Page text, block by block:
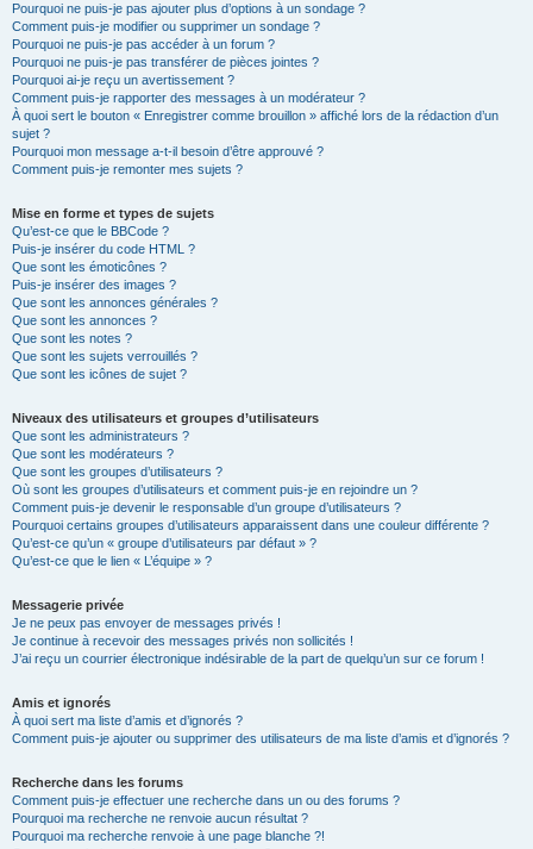
Pourquoi ne puis-je pas ajouter plus d’options à un sondage ?
Comment puis-je modifier ou supprimer un sondage ?
Pourquoi ne puis-je pas accéder à un forum ?
Pourquoi ne puis-je pas transférer de pièces jointes ?
Pourquoi ai-je reçu un avertissement ?
Comment puis-je rapporter des messages à un modérateur ?
À quoi sert le bouton « Enregistrer comme brouillon » affiché lors de la rédaction d’un
sujet ?
Pourquoi mon message a-t-il besoin d’être approuvé ?
Comment puis-je remonter mes sujets ?
Mise en forme et types de sujets
Qu’est-ce que le BBCode ?
Puis-je insérer du code HTML ?
Que sont les émoticônes ?
Puis-je insérer des images ?
Que sont les annonces générales ?
Que sont les annonces ?
Que sont les notes ?
Que sont les sujets verrouillés ?
Que sont les icônes de sujet ?
Niveaux des utilisateurs et groupes d’utilisateurs
Que sont les administrateurs ?
Que sont les modérateurs ?
Que sont les groupes d’utilisateurs ?
Où sont les groupes d’utilisateurs et comment puis-je en rejoindre un ?
Comment puis-je devenir le responsable d’un groupe d’utilisateurs ?
Pourquoi certains groupes d’utilisateurs apparaissent dans une couleur différente ?
Qu’est-ce qu’un « groupe d’utilisateurs par défaut » ?
Qu’est-ce que le lien « L’équipe » ?
Messagerie privée
Je ne peux pas envoyer de messages privés !
Je continue à recevoir des messages privés non sollicités !
J’ai reçu un courrier électronique indésirable de la part de quelqu’un sur ce forum !
Amis et ignorés
À quoi sert ma liste d’amis et d’ignorés ?
Comment puis-je ajouter ou supprimer des utilisateurs de ma liste d’amis et d’ignorés ?
Recherche dans les forums
Comment puis-je effectuer une recherche dans un ou des forums ?
Pourquoi ma recherche ne renvoie aucun résultat ?
Pourquoi ma recherche renvoie à une page blanche ?!